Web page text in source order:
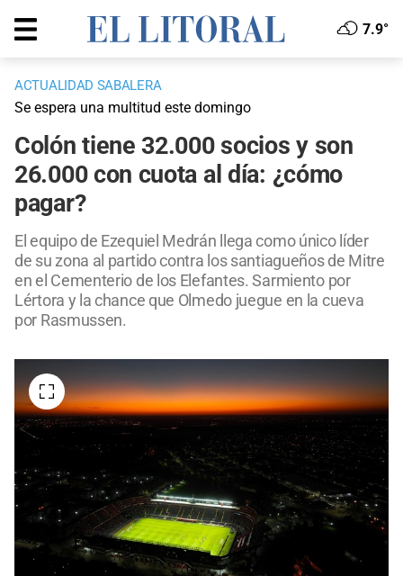
7.9°
ACTUALIDAD SABALERA
Se espera una multitud este domingo
Colón tiene 32.000 socios y son
26.000 con cuota al día: ¿cómo
pagar?
El equipo de Ezequiel Medrán llega como único líder
de su zona al partido contra los santiagueños de Mitre
en el Cementerio de los Elefantes. Sarmiento por
Lértora y la chance que Olmedo juegue en la cueva
por Rasmussen.